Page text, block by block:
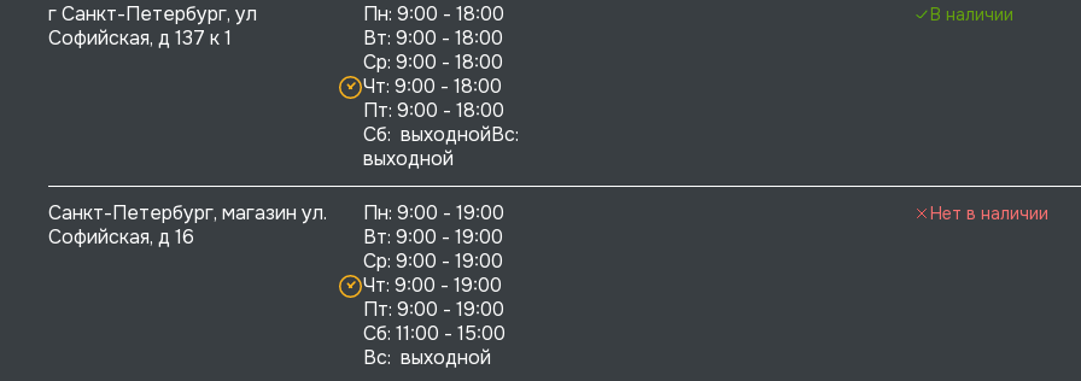
г Санкт-Петербург, ул
Софийская, д 137 к 1
Пн: 9:00 - 18:00
Вт: 9:00 - 18:00
Ср: 9:00 - 18:00
Чт: 9:00 - 18:00
Пт: 9:00 - 18:00
Сб:  выходнойВс:
выходной
В наличии
Санкт-Петербург, магазин ул.
Софийская, д 16
Пн: 9:00 - 19:00
Вт: 9:00 - 19:00
Ср: 9:00 - 19:00
Чт: 9:00 - 19:00
Пт: 9:00 - 19:00
Сб: 11:00 - 15:00
Вс:  выходной
Нет в наличии